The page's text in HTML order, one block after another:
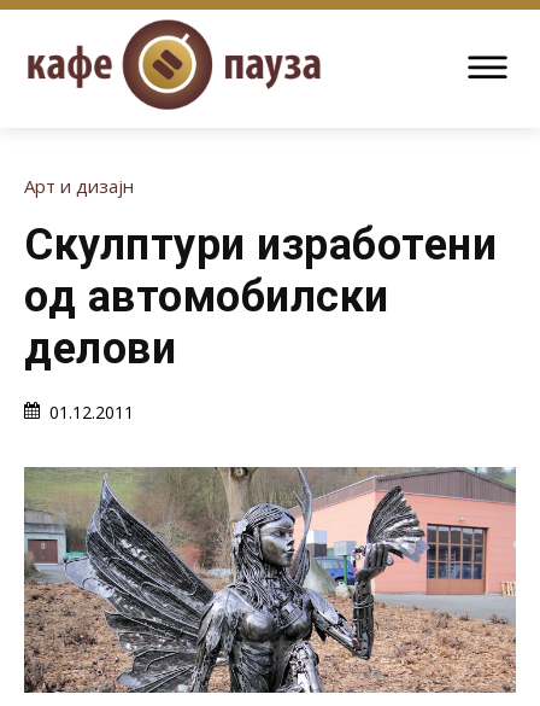
Арт и дизајн
Скулптури изработени
од автомобилски
делови
01.12.2011